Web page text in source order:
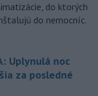
do ktorých
do nemocníc.
Uplynulá noc
za posledné